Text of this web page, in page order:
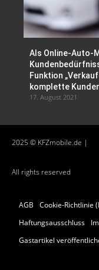
Als Online-Auto-
Funktion
komplette
17. August 2021
2025 © KFZmobile.de |
All rights reserved
AGB Cookie-Richtlinie
Haftungsausschluss
Gastartikel